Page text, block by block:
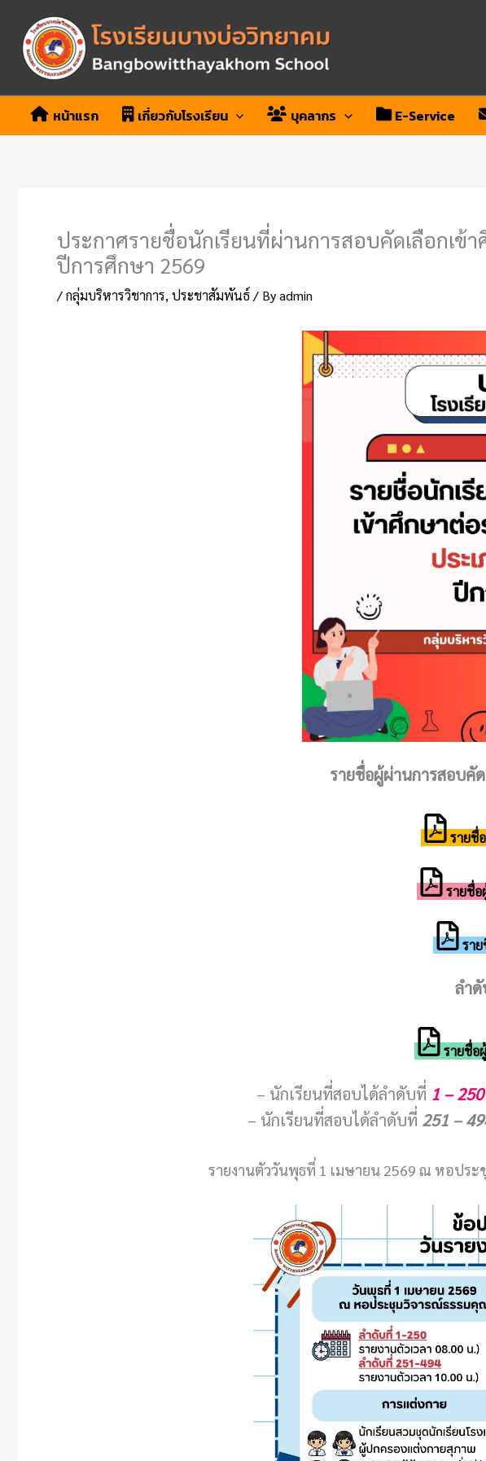
content
หน้าแรก เกี่ยวกับโรงเรียน บุคลากร E-Service
ประกาศรายชื่อนักเรียนที่ผ่านการสอบคัดเลือกเ
ปีการศึกษา 2569
/กลุ่มบริหารวิชาการ, ประชาสัมพันธ์/ Byadmin
รายชื่อผู้ผ่านการสอบคั
รายชื่
รายชื่อ
รา
ลำดั
รายชื่อ
– นักเรียนที่สอบได้ลำดับที่ 1 – 250
– นักเรียนที่สอบได้ลำดับที่ 251 –
รายงานตัววันพุธที่ 1 เมษายน 2569 ณ หอปร